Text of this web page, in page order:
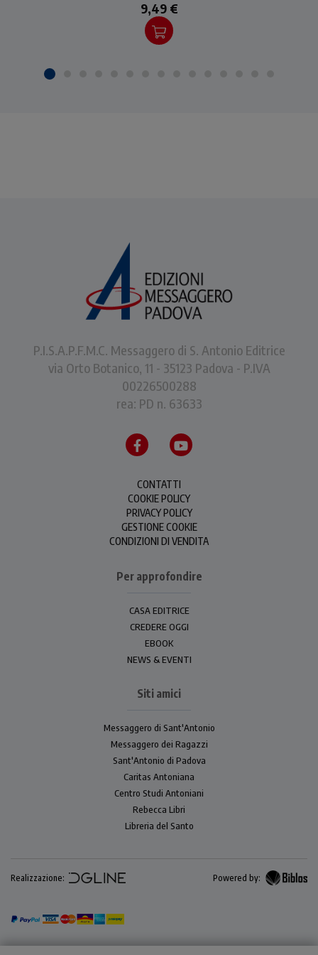
9,49 €
P.I.S.A.P.F.M.C. Messaggero di S. Antonio Editrice
via Orto Botanico, 11 - 35123 Padova - P.IVA
00226500288
rea: PD n. 63633
CONTATTI
COOKIE POLICY
PRIVACY POLICY
GESTIONE COOKIE
CONDIZIONI DI VENDITA
Per approfondire
CASA EDITRICE
CREDERE OGGI
EBOOK
NEWS & EVENTI
Siti amici
Messaggero di Sant'Antonio
Messaggero dei Ragazzi
Sant'Antonio di Padova
Caritas Antoniana
Centro Studi Antoniani
Rebecca Libri
Libreria del Santo
Realizzazione: Powered by: